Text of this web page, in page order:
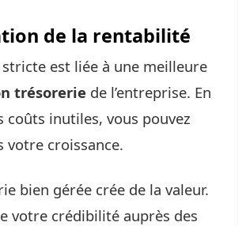
de la rentabilité
est liée à une meilleure
trésorerie de l’entreprise. En
coûts inutiles, vous pouvez
votre croissance.
bien gérée crée de la valeur.
votre crédibilité auprès des